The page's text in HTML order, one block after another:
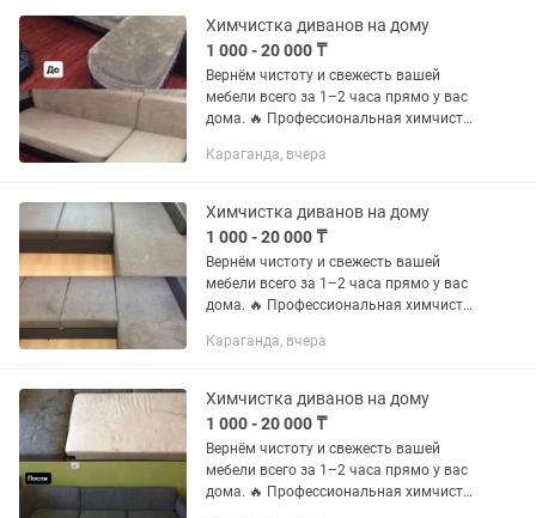
Химчистка диванов на дому
1 000 - 20 000 ₸
Вернём чистоту и свежесть вашей
мебели всего за 1–2 часа прямо у вас
дома. 🔥 Профессиональная химчистка
пятна (еда, напитки, дети, животные) ✅
Караганда, вчера
Химчистка диванов на дому
1 000 - 20 000 ₸
Вернём чистоту и свежесть вашей
мебели всего за 1–2 часа прямо у вас
дома. 🔥 Профессиональная химчистка
пятна (еда, напитки, дети, животные) ✅
Караганда, вчера
Химчистка диванов на дому
1 000 - 20 000 ₸
Вернём чистоту и свежесть вашей
мебели всего за 1–2 часа прямо у вас
дома. 🔥 Профессиональная химчистка